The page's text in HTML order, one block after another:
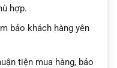
hợp.
bảo khách hàng yên
tiện mua hàng, bảo